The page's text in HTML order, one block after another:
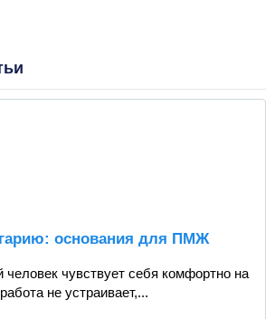
основания для ПМЖ
чувствует себя комфортно на
не устраивает,...